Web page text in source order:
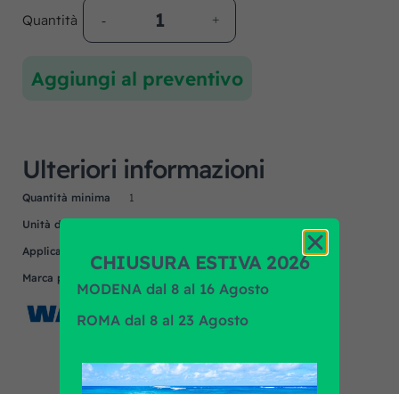
Quantità
Aggiungi al preventivo
Ulteriori informazioni
Quantità minima
1
Unità di misura
Applicazione
Marca prodotto
CHIUSURA ESTIVA 2026
MODENA dal 8 al 16 Agosto
ROMA dal 8 al 23 Agosto